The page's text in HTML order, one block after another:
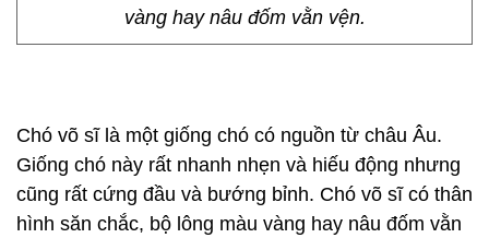
vàng hay nâu đốm vằn vện.
Chó võ sĩ là một giống chó có nguồn từ châu Âu.
Giống chó này rất nhanh nhẹn và hiếu động nhưng
cũng rất cứng đầu và bướng bỉnh. Chó võ sĩ có thân
hình săn chắc, bộ lông màu vàng hay nâu đốm vằn